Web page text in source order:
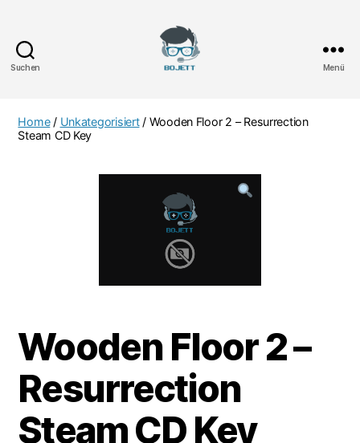
Suchen Menü
Home/ Unkategorisiert/ Wooden Floor 2 – Resurrection
Steam CD Key
Wooden Floor 2 –
Resurrection
Steam CD Key